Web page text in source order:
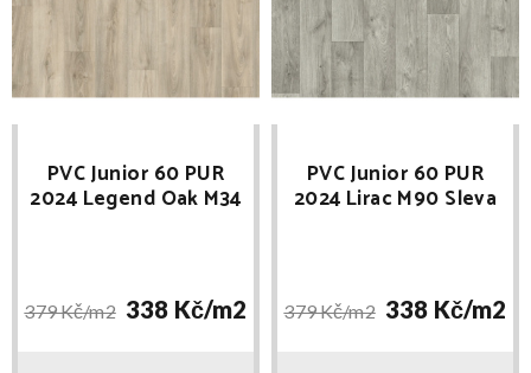
PVC Junior 60 PUR
2024 Legend Oak M34
379 Kč/m2 338 Kč/m2
PVC Junior 60 PUR
2024 Lirac M90 Sleva
379 Kč/m2 338 Kč/m2